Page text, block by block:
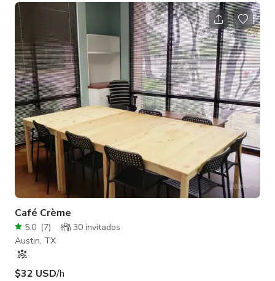
un gallinero de tamaño completo y una piscina única de piedra
caliza con cascada. La vista captura los atardeceres rojo rubí
y el hermoso campo de colinas. Su privacidad permite la
oportunidad definitiva para filmaciones o sesiones
fotográficas.
Café Crème
5.0 (7)
30 invitados
Austin, TX
$32 USD/h